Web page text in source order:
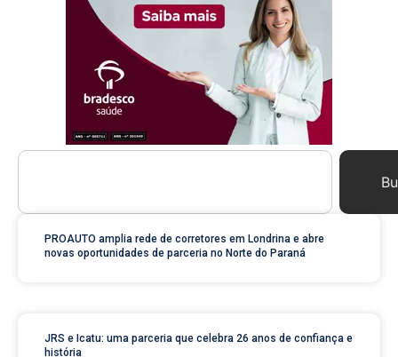
PROAUTO amplia rede de corretores em Londrina e abre
novas oportunidades de parceria no Norte do Paraná
JRS e Icatu: uma parceria que celebra 26 anos de confiança e
história